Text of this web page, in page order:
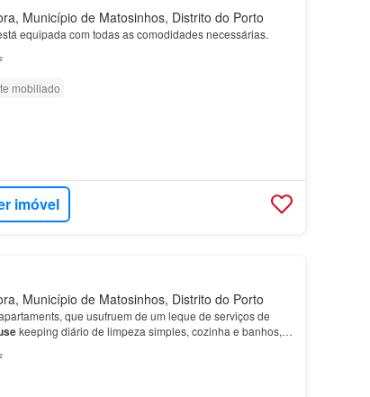
Município de Matosinhos, Distrito do Porto
equipada com todas as comodidades necessárias.
mobiliado
imóvel
Município de Matosinhos, Distrito do Porto
que usufruem de um leque de serviços de
keeping diário de limpeza simples, cozinha e banhos,